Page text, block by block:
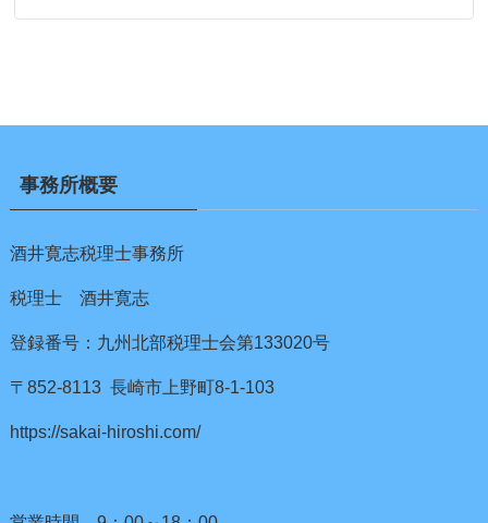
事務所概要
酒井寛志税理士事務所
税理士 酒井寛志
登録番号：九州北部税理士会第133020号
〒852-8113 長崎市上野町8-1-103
https://sakai-hiroshi.com/